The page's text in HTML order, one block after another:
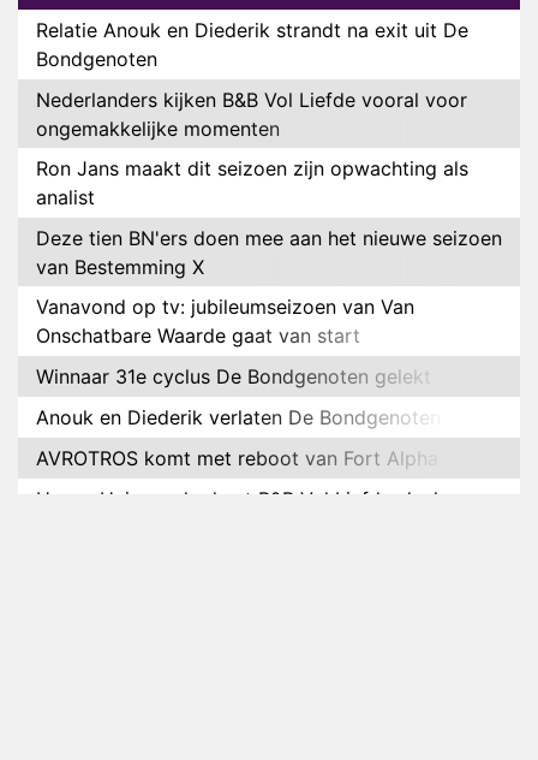
Relatie Anouk en Diederik strandt na exit uit De
Bondgenoten
Nederlanders kijken B&B Vol Liefde vooral voor
ongemakkelijke momenten
Ron Jans maakt dit seizoen zijn opwachting als
analist
Deze tien BN'ers doen mee aan het nieuwe seizoen
van Bestemming X
Vanavond op tv: jubileumseizoen van Van
Onschatbare Waarde gaat van start
Winnaar 31e cyclus De Bondgenoten gelekt
Anouk en Diederik verlaten De Bondgenoten
AVROTROS komt met reboot van Fort Alpha
Henny Huisman herkent B&B Vol Liefde-deelnemer